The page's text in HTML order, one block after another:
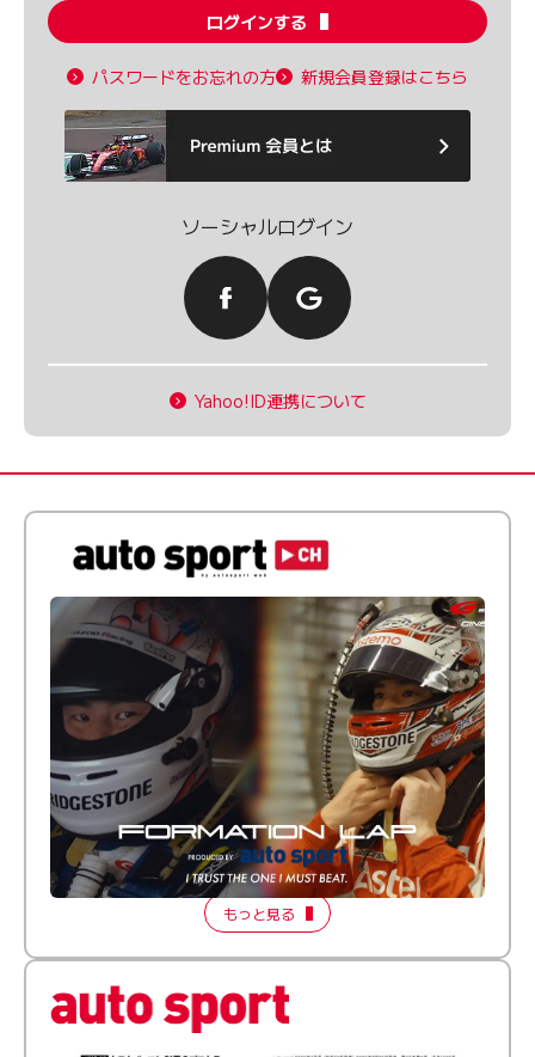
ログインする
パスワードをお忘れの方 新規会員登録はこちら
ソーシャルログイン
Yahoo!ID連携について
倒す相手を、信じてる。小林利徠斗 × 野村勇斗
【FORMATION LAP Produced by auto sport】
2026 Episode 2
もっと見る